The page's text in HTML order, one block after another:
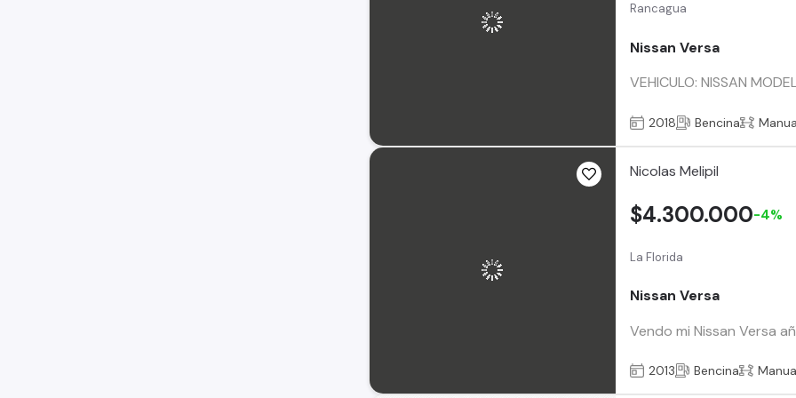
Rancagua
Nissan Versa
VEHICULO: NISSAN
2018 Bencina
Nicolas Melipil
La Florida
Nissan Versa
Vendo mi Nissan Versa
$4.300.000-4%
2013 Bencina